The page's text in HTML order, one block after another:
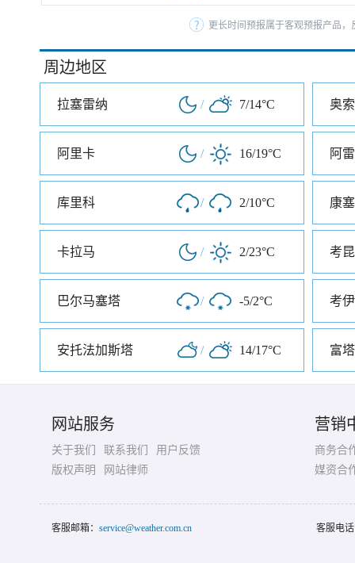
更长时间预报属于客观预报产品
周边地区
拉塞雷纳 / 7/14°C 奥
阿里卡 / 16/19°C 阿
库里科 / 2/10°C 康
卡拉马 / 2/23°C 考昆
巴尔马塞塔 / -5/2°C 考
安托法加斯塔 / 14/17°C 富
网站服务
关于我们 联系我们
用户反馈
版权声明
网站律师
营销
商务合
媒资合
客服邮箱： service@weather.com.cn 客服电